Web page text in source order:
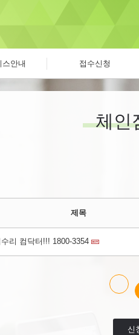
스안내 접수신청
체인
제목
리 컴닥터!!! 1800-3354
신